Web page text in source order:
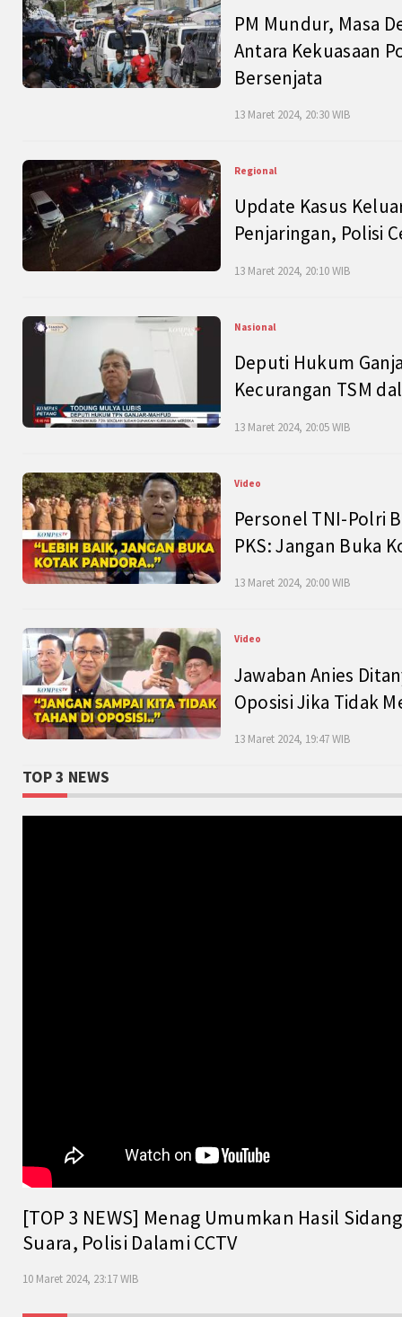
PM Mundur, Masa
Antara Kekuasaan
Bersenjata
13 Maret 2024, 20:30 WIB
Regional
Update Kasus
Penjaringan, Polisi
13 Maret 2024, 20:10 WIB
Nasional
Deputi Hukum
Kecurangan TSM
13 Maret 2024, 20:05 WIB
Video
Personel TNI-Polri
PKS: Jangan Buka
13 Maret 2024, 20:00 WIB
Video
Jawaban Anies
Oposisi Jika Tidak
13 Maret 2024, 19:47 WIB
TOP 3 NEWS
[TOP 3 NEWS] Menag Umumkan Hasil
Suara, Polisi Dalami CCTV
10 Maret 2024, 23:17 WIB